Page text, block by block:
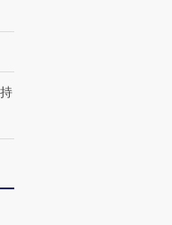
｜“入侵”还是“人道危